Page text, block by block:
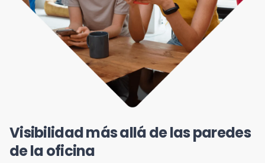
Visibilidad más allá de las paredes
de la oficina